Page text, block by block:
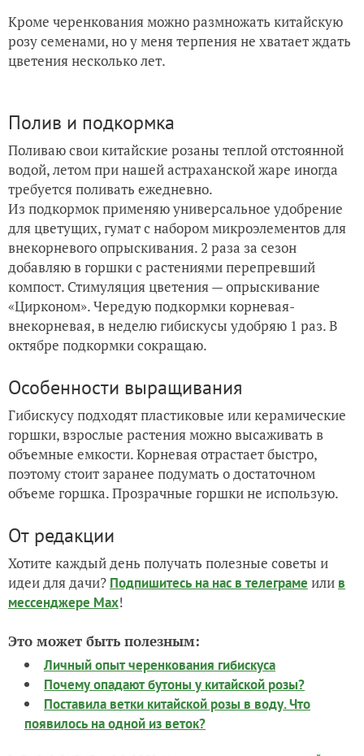
Кроме черенкования можно размножать китайскую
розу семенами, но у меня терпения не хватает ждать
цветения несколько лет.
Полив и подкормка
Поливаю свои китайские розаны теплой отстоянной
водой, летом при нашей астраханской жаре иногда
требуется поливать ежедневно.
Из подкормок применяю универсальное удобрение
для цветущих, гумат с набором микроэлементов для
внекорневого опрыскивания. 2 раза за сезон
добавляю в горшки с растениями перепревший
компост. Стимуляция цветения — опрыскивание
«Цирконом». Чередую подкормки корневая-
внекорневая, в неделю гибискусы удобряю 1 раз. В
октябре подкормки сокращаю.
Особенности выращивания
Гибискусу подходят пластиковые или керамические
горшки, взрослые растения можно высаживать в
объемные емкости. Корневая отрастает быстро,
поэтому стоит заранее подумать о достаточном
объеме горшка. Прозрачные горшки не использую.
От редакции
Хотите каждый день получать полезные советы и
идеи для дачи? Подпишитесь на нас в телеграме или в
мессенджере Max!
Это может быть полезным:
Личный опыт черенкования гибискуса
Почему опадают бутоны у китайской розы?
Поставила ветки китайской розы в воду. Что
появилось на одной из веток?